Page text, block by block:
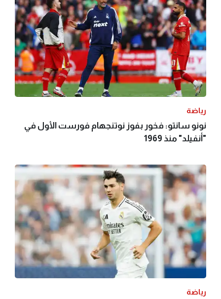
رياضة
نونو سانتو: فخور بفوز نوتنجهام فورست الأول في
"أنفيلد" منذ 1969
رياضة